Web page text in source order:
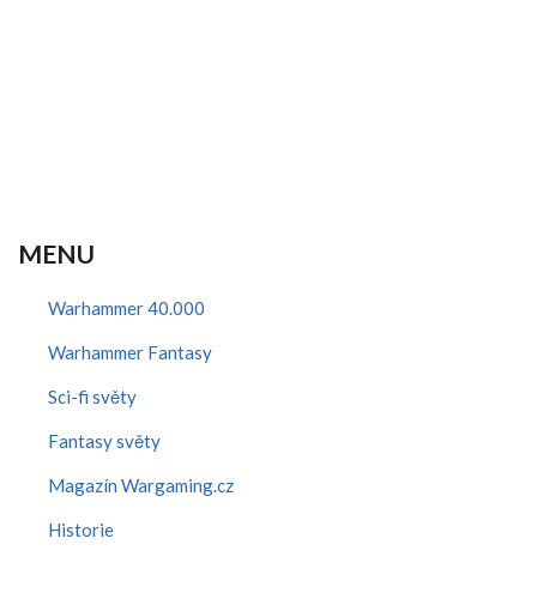
MENU
Warhammer 40.000
Warhammer Fantasy
Sci-fi světy
Fantasy světy
Magazín Wargaming.cz
Historie